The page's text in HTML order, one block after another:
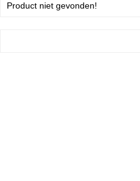
Product niet gevonden!